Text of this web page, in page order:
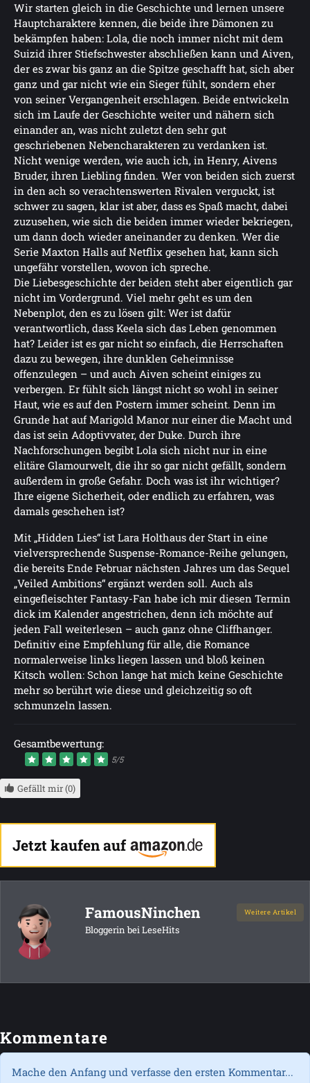
Wir starten gleich in die Geschichte und lernen unsere
Hauptcharaktere kennen, die beide ihre Dämonen zu
bekämpfen haben: Lola, die noch immer nicht mit dem
Suizid ihrer Stiefschwester abschließen kann und Aiven,
der es zwar bis ganz an die Spitze geschafft hat, sich aber
ganz und gar nicht wie ein Sieger fühlt, sondern eher
von seiner Vergangenheit erschlagen. Beide entwickeln
sich im Laufe der Geschichte weiter und nähern sich
einander an, was nicht zuletzt den sehr gut
geschriebenen Nebencharakteren zu verdanken ist.
Nicht wenige werden, wie auch ich, in Henry, Aivens
Bruder, ihren Liebling finden. Wer von beiden sich zuerst
in den ach so verachtenswerten Rivalen verguckt, ist
schwer zu sagen, klar ist aber, dass es Spaß macht, dabei
zuzusehen, wie sich die beiden immer wieder bekriegen,
um dann doch wieder aneinander zu denken. Wer die
Serie Maxton Halls auf Netflix gesehen hat, kann sich
ungefähr vorstellen, wovon ich spreche.
Die Liebesgeschichte der beiden steht aber eigentlich gar
nicht im Vordergrund. Viel mehr geht es um den
Nebenplot, den es zu lösen gilt: Wer ist dafür
verantwortlich, dass Keela sich das Leben genommen
hat? Leider ist es gar nicht so einfach, die Herrschaften
dazu zu bewegen, ihre dunklen Geheimnisse
offenzulegen – und auch Aiven scheint einiges zu
verbergen. Er fühlt sich längst nicht so wohl in seiner
Haut, wie es auf den Postern immer scheint. Denn im
Grunde hat auf Marigold Manor nur einer die Macht und
das ist sein Adoptivvater, der Duke. Durch ihre
Nachforschungen begibt Lola sich nicht nur in eine
elitäre Glamourwelt, die ihr so gar nicht gefällt, sondern
außerdem in große Gefahr. Doch was ist ihr wichtiger?
Ihre eigene Sicherheit, oder endlich zu erfahren, was
damals geschehen ist?
Mit „Hidden Lies“ ist Lara Holthaus der Start in eine
vielversprechende Suspense-Romance-Reihe gelungen,
die bereits Ende Februar nächsten Jahres um das Sequel
„Veiled Ambitions“ ergänzt werden soll. Auch als
eingefleischter Fantasy-Fan habe ich mir diesen Termin
dick im Kalender angestrichen, denn ich möchte auf
jeden Fall weiterlesen – auch ganz ohne Cliffhanger.
Definitiv eine Empfehlung für alle, die Romance
normalerweise links liegen lassen und bloß keinen
Kitsch wollen: Schon lange hat mich keine Geschichte
mehr so berührt wie diese und gleichzeitig so oft
schmunzeln lassen.
Gesamtbewertung:
5/5
Gefällt mir (0)
Jetzt kaufen auf
FamousNinchen
Bloggerin bei LeseHits
Weitere Artikel
Kommentare
Mache den Anfang und verfasse den ersten Kommentar...